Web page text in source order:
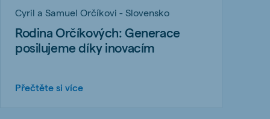
Cyril a Samuel Orčíkovi - Slovensko
Rodina Orčíkových: Generace
posilujeme díky inovacím
Přečtěte si více